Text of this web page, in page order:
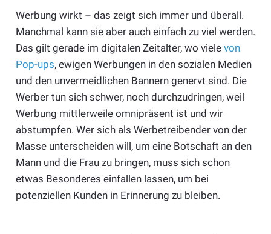
Werbung wirkt – das zeigt sich immer und überall.
Manchmal kann sie aber auch einfach zu viel werden.
Das gilt gerade im digitalen Zeitalter, wo viele von
Pop-ups, ewigen Werbungen in den sozialen Medien
und den unvermeidlichen Bannern genervt sind. Die
Werber tun sich schwer, noch durchzudringen, weil
Werbung mittlerweile omnipräsent ist und wir
abstumpfen. Wer sich als Werbetreibender von der
Masse unterscheiden will, um eine Botschaft an den
Mann und die Frau zu bringen, muss sich schon
etwas Besonderes einfallen lassen, um bei
potenziellen Kunden in Erinnerung zu bleiben.